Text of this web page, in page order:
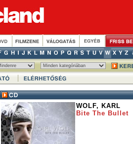
WOLF, KARL
Bite The Bullet